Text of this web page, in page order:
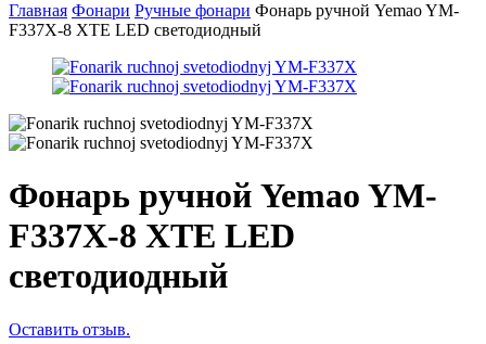
Главная Фонари Ручные фонари Фонарь ручной Yemao YM-
F337X-8 XTE LED светодиодный
Фонарь ручной Yemao YM-
F337X-8 XTE LED
светодиодный
Оставить отзыв.